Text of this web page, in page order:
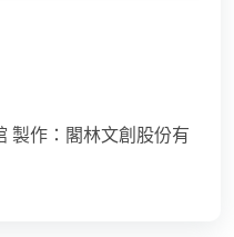
製作：閣林文創股份有